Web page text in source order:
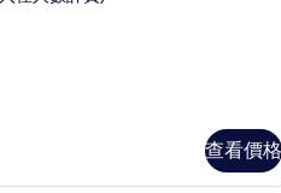
查看價格